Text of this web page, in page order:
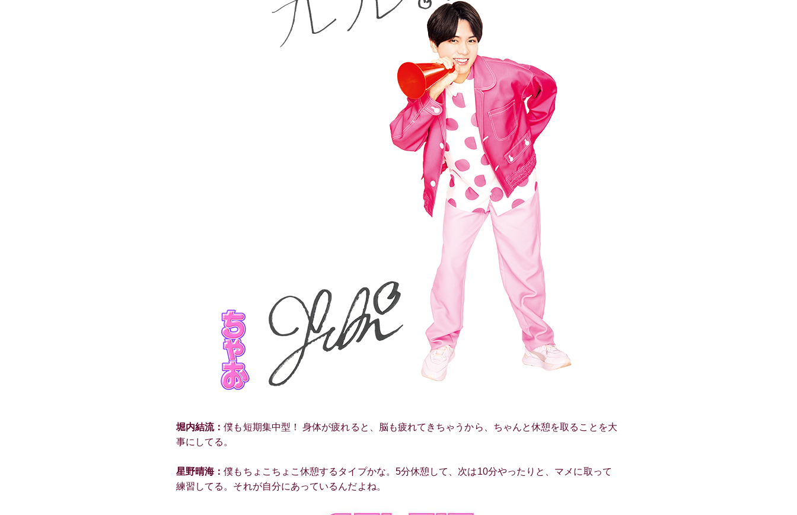
堀内結流：僕も短期集中型！ 身体が疲れると、脳も疲れてきちゃうから、ちゃんと休憩を取ることを大
事にしてる。
星野晴海：僕もちょこちょこ休憩するタイプかな。5分休憩して、次は10分やったりと、マメに取って
練習してる。それが自分にあっているんだよね。